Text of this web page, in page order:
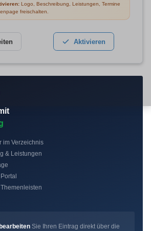
Logo, Beschreibung, Leistungen, Termine
freischalten.
Aktivieren
im Verzeichnis
& Leistungen
Sie Ihren Eintrag direkt über die